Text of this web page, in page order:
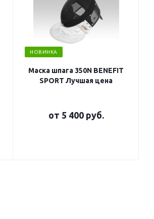
НОВИНКА
Маска шпага 350N BENEFIT
SPORT Лучшая цена
от 5 400 руб.